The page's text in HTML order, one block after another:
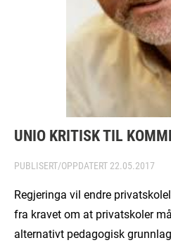
UNIO KRITISK TIL
PUBLISERT/OPPDATERT 22.05.2017
Regjeringa vil endre
fra kravet om at privatskoler
alternativt pedagogisk